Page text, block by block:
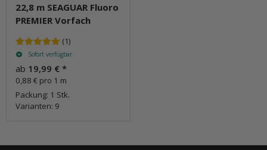
22,8 m SEAGUAR Fluoro
PREMIER Vorfach
(1)
Sofort verfügbar
ab 19,99 € *
0,88 € pro 1 m
Packung: 1 Stk.
Varianten: 9